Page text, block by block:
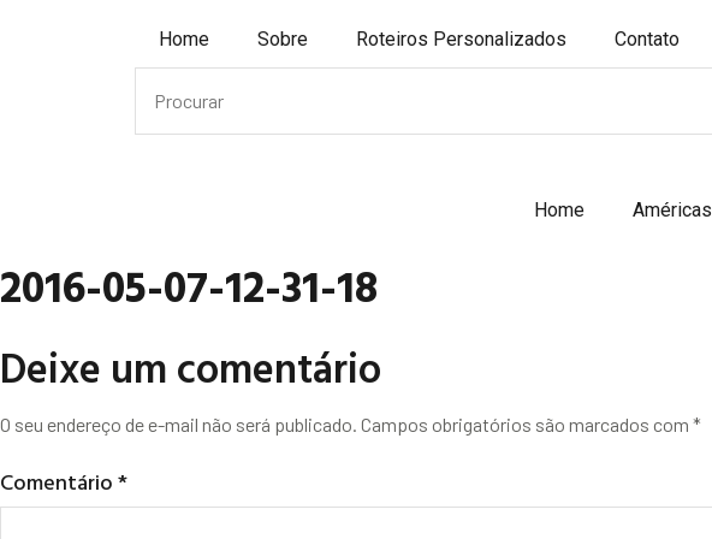
Home Sobre Roteiros Personalizados Contato
Home Américas
2016-05-07-12-31-18
Deixe um comentário
O seu endereço de e-mail não será publicado. Campos obrigatórios são marcados com *
Comentário*